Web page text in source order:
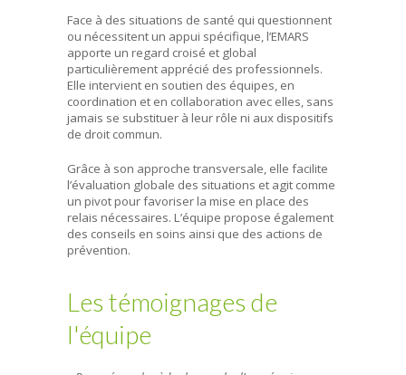
Face à des situations de santé qui questionnent
ou nécessitent un appui spécifique, l’EMARS
apporte un regard croisé et global
particulièrement apprécié des professionnels.
Elle intervient en soutien des équipes, en
coordination et en collaboration avec elles, sans
jamais se substituer à leur rôle ni aux dispositifs
de droit commun.
Grâce à son approche transversale, elle facilite
l’évaluation globale des situations et agit comme
un pivot pour favoriser la mise en place des
relais nécessaires. L’équipe propose également
des conseils en soins ainsi que des actions de
prévention.
Les témoignages de
l'équipe